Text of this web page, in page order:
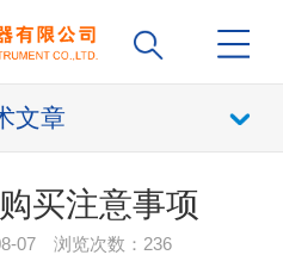
文章
买注意事项
07 浏览次数： 236